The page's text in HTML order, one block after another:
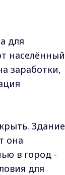
для
населённый
заработки,
Здание
она
в город -
для